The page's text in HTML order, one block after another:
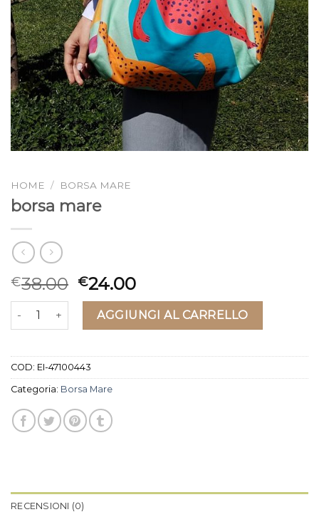
HOME / BORSA MARE
borsa mare
€38.00 €24.00
borsa mare quantitàAGGIUNGI AL CARRELLO
COD: EI-47100443
Categoria: Borsa Mare
RECENSIONI (0)